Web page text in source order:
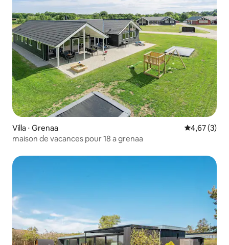
Villa ⋅ Grenaa Évaluation
4,67 (3)
maison de vacances pour 18 a grenaa